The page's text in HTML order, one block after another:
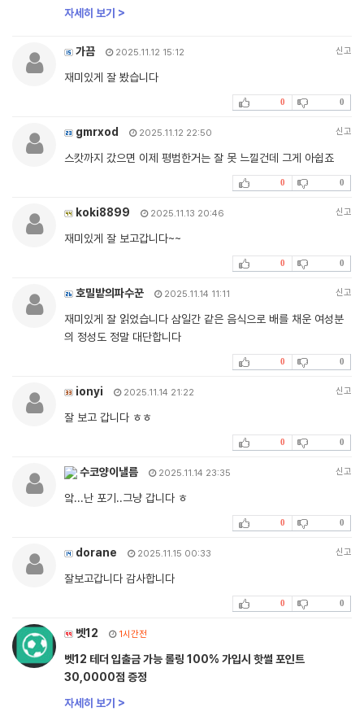
자세히 보기 >
가끔 2025.11.12 15:12 신고
재미있게 잘 봤습니다
0 0
gmrxod 2025.11.12 22:50 신고
스캇까지 갔으면 이제 평범한거는 잘 못 느낄건데 그게 아쉽죠
0 0
koki8899 2025.11.13 20:46 신고
재미있게 잘 보고갑니다~~
0 0
호밀밭의파수꾼 2025.11.14 11:11 신고
재미있게 잘 읽었습니다 삼일간 같은 음식으로 배를 채운 여성분
의 정성도 정말 대단합니다
0 0
ionyi 2025.11.14 21:22 신고
잘 보고 갑니다 ㅎㅎ
0 0
수코양이낼름 2025.11.14 23:35 신고
앜...난 포기..그냥 갑니다 ㅎ
0 0
dorane 2025.11.15 00:33 신고
잘보고갑니다 감사합니다
0 0
벳12 1시간전
벳12 테더 입출금 가능 롤링 100% 가입시 핫썰 포인트
30,0000점 증정
자세히 보기 >